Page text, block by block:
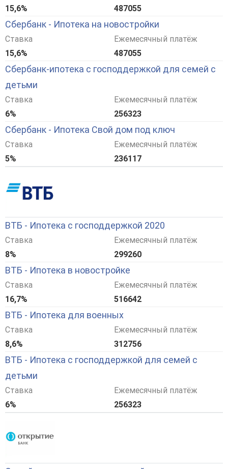
15,6%
487055
Сбербанк - Ипотека на новостройки
Ставка
15,6%
Ежемесячный платёж
487055
Сбербанк-ипотека с господдержкой для семей с
детьми
Ставка
6%
Ежемесячный платёж
256323
Сбербанк - Ипотека Свой дом под ключ
Ставка
5%
Ежемесячный платёж
236117
ВТБ - Ипотека с господдержкой 2020
Ставка
8%
Ежемесячный платёж
299260
ВТБ - Ипотека в новостройке
Ставка
16,7%
Ежемесячный платёж
516642
ВТБ - Ипотека для военных
Ставка
8,6%
Ежемесячный платёж
312756
ВТБ - Ипотека с господдержкой для семей с
детьми
Ставка
6%
Ежемесячный платёж
256323